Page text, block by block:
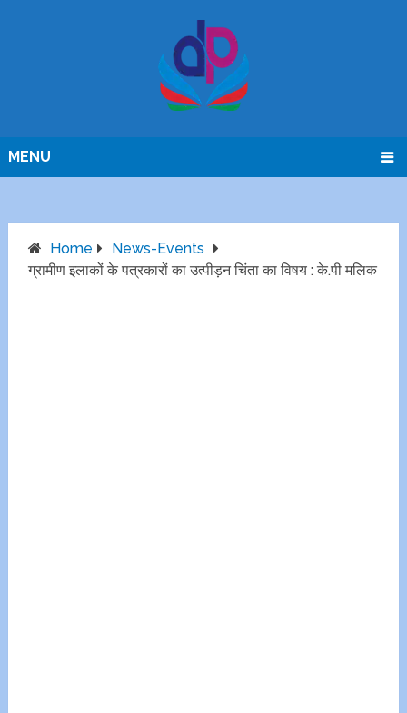
MENU
Home
News-Events
ग्रामीण इलाकों के पत्रकारों का उत्पीड़न चिंता का विषय : के.पी मलिक